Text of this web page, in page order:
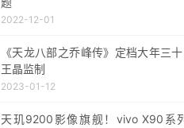
2022-12-01
《天龙八部之乔峰传》定档大年三十
王晶监制
2023-01-12
天玑9200影像旗舰！vivo X90系